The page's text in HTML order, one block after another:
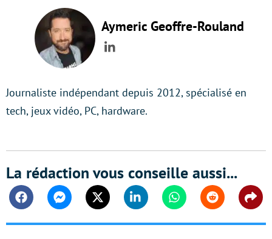
Aymeric Geoffre-Rouland
LinkedIn
Journaliste indépendant depuis 2012, spécialisé en
tech, jeux vidéo, PC, hardware.
La rédaction vous conseille aussi...
FacebookMessengerTwitter Linkedin WhatsappReddit